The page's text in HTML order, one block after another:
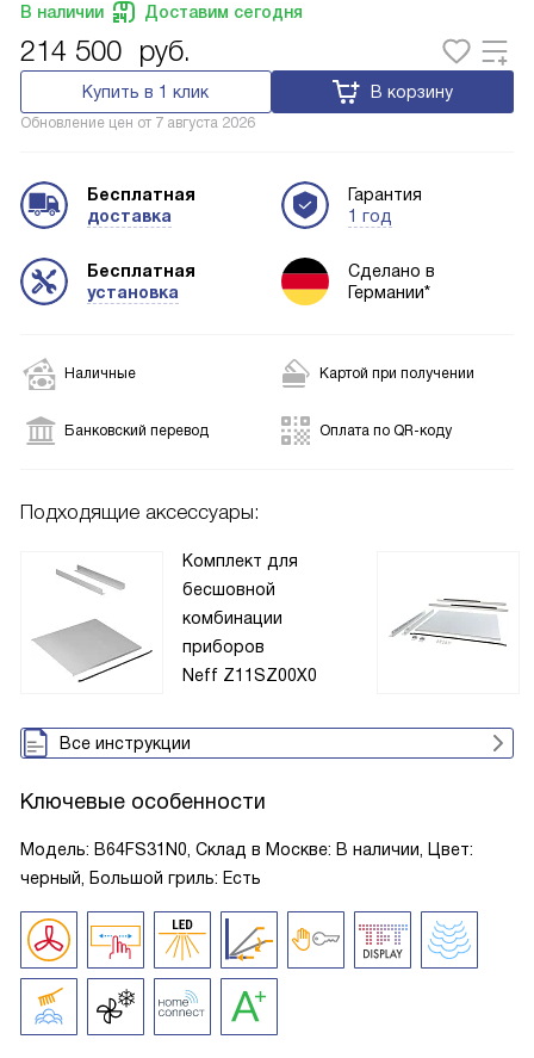
В наличии Доставим сегодня
214 500 руб.
Купить в 1 клик В корзину
Обновление цен от 7 августа 2026
Бесплатная
доставка
Бесплатная
установка
Гарантия
1 год
Сделано в
Германии*
Наличные Картой при получении
Банковский перевод Оплата по QR-коду
Подходящие аксессуары:
Комплект для
бесшовной
комбинации
приборов
Neff Z11SZ00X0
Все инструкции
Ключевые особенности
Модель: B64FS31N0, Склад в Москве: В наличии, Цвет:
черный, Большой гриль: Есть